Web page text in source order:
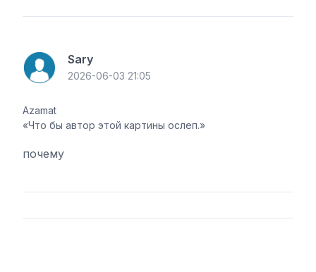
Sary
2026-06-03 21:05
Azamat
Что бы автор этой картины ослеп.
почему